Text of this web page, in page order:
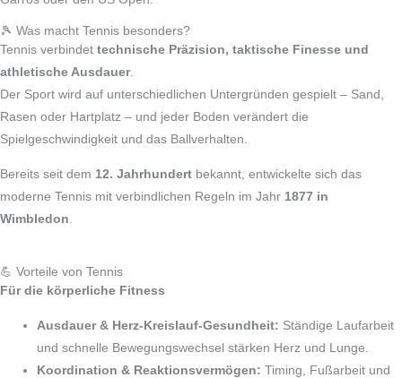
🎾 Was macht Tennis besonders?
Tennis verbindet technische Präzision, taktische Finesse und
athletische Ausdauer.
Der Sport wird auf unterschiedlichen Untergründen gespielt – Sand,
Rasen oder Hartplatz – und jeder Boden verändert die
Spielgeschwindigkeit und das Ballverhalten.
Bereits seit dem 12. Jahrhundert bekannt, entwickelte sich das
moderne Tennis mit verbindlichen Regeln im Jahr 1877 in
Wimbledon
💪 Vorteile von Tennis
Für die körperliche Fitness
Ausdauer & Herz‑Kreislauf-Gesundheit: Ständige Laufarbeit
und schnelle Bewegungswechsel stärken Herz und Lunge.
Koordination & Reaktionsvermögen: Timing, Fußarbeit und